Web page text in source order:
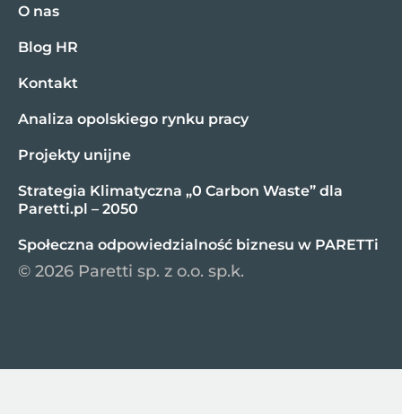
O nas
Blog HR
Kontakt
Analiza opolskiego rynku pracy
Projekty unijne
Strategia Klimatyczna „0 Carbon Waste” dla
Paretti.pl – 2050
Społeczna odpowiedzialność biznesu w PARETTi
© 2026 Paretti sp. z o.o. sp.k.